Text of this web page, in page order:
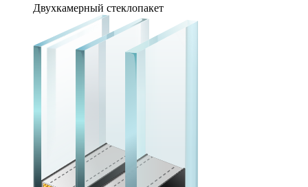
Двухкамерный стеклопакет